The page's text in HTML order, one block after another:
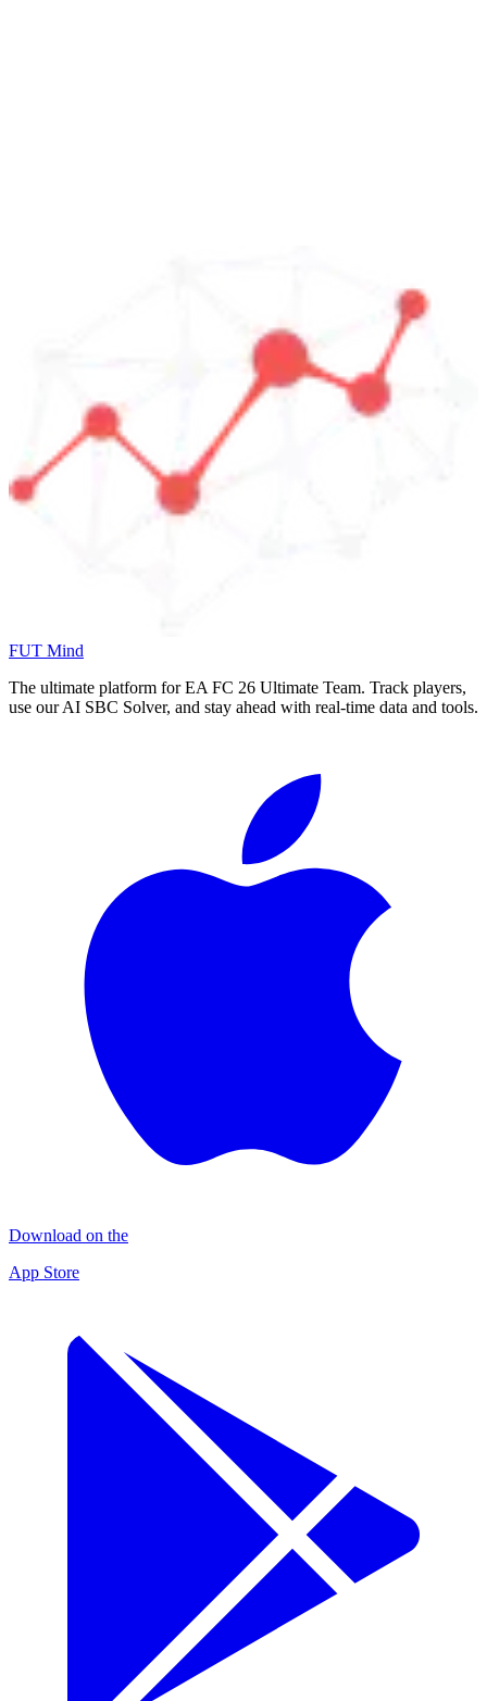
FUT Mind
The ultimate platform for EA FC 26 Ultimate Team. Track players,
use our AI SBC Solver, and stay ahead with real-time data and tools.
Download on the
App Store